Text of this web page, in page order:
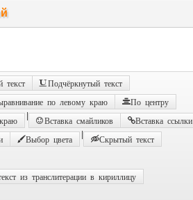
текст Подчёркнутый текст
по левому краю По центру
Вставка смайликов Вставка ссылки
Выбор цвета Скрытый текст
из транслитерации в кириллицу